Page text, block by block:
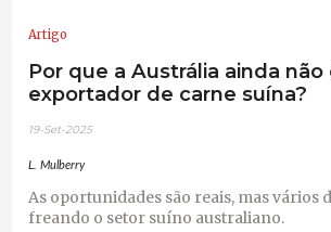
Artigo
Por que a Austrália ainda
exportador de carne suína?
19-Set-2025
L. Mulberry
As oportunidades são reais, mas vários
freando o setor suíno australiano.